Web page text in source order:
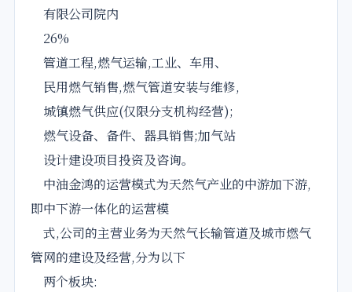
有限公司院内
26%
管道工程,燃气运输,工业、车用、
民用燃气销售,燃气管道安装与维修,
城镇燃气供应(仅限分支机构经营);
燃气设备、备件、器具销售;加气站
设计建设项目投资及咨询。
中油金鸿的运营模式为天然气产业的中游加下游,
即中下游一体化的运营模
式,公司的主营业务为天然气长输管道及城市燃气
管网的建设及经营,分为以下
两个板块: